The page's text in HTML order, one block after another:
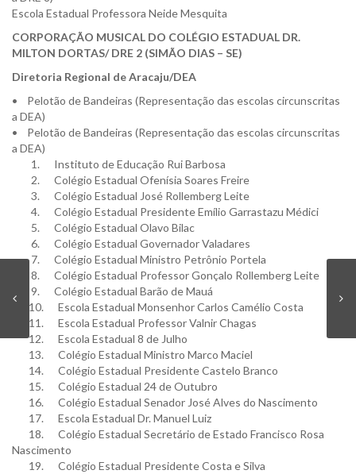
Escola Estadual Professora Neide Mesquita
CORPORAÇÃO MUSICAL DO COLÉGIO ESTADUAL DR.
MILTON DORTAS/ DRE 2 (SIMÃO DIAS – SE)
Diretoria Regional de Aracaju/DEA
• Pelotão de Bandeiras (Representação das escolas circunscritas
a DEA)
• Pelotão de Bandeiras (Representação das escolas circunscritas
a DEA)
1. Instituto de Educação Rui Barbosa
2. Colégio Estadual Ofenísia Soares Freire
3. Colégio Estadual José Rollemberg Leite
4. Colégio Estadual Presidente Emílio Garrastazu Médici
5. Colégio Estadual Olavo Bilac
6. Colégio Estadual Governador Valadares
7. Colégio Estadual Ministro Petrônio Portela
8. Colégio Estadual Professor Gonçalo Rollemberg Leite
9. Colégio Estadual Barão de Mauá
10. Escola Estadual Monsenhor Carlos Camélio Costa
11. Escola Estadual Professor Valnir Chagas
12. Escola Estadual 8 de Julho
13. Colégio Estadual Ministro Marco Maciel
14. Colégio Estadual Presidente Castelo Branco
15. Colégio Estadual 24 de Outubro
16. Colégio Estadual Senador José Alves do Nascimento
17. Escola Estadual Dr. Manuel Luiz
18. Colégio Estadual Secretário de Estado Francisco Rosa
Nascimento
19. Colégio Estadual Presidente Costa e Silva